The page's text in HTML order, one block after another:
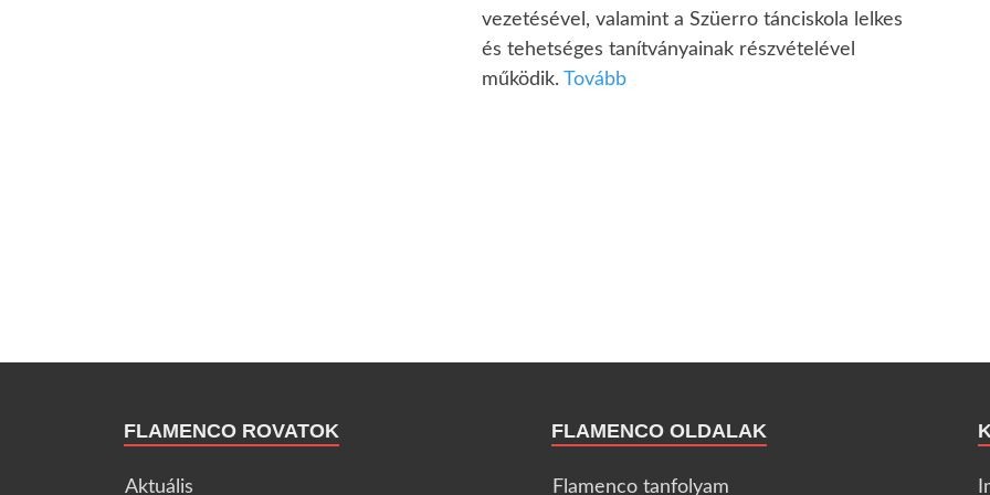
vezetésével, valamint a Szüerro tánciskola lelkes
és tehetséges tanítványainak részvételével
működik. Tovább
FLAMENCO ROVATOK
Aktuális
FLAMENCO OLDALAK
Flamenco tanfolyam